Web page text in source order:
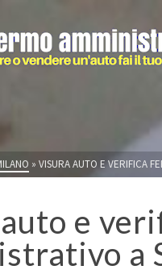
» VISURA AUTO E VERIFICA
e
a